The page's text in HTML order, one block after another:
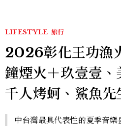
LIFESTYLE 旅行
2026彰化王功漁
鐘煙火＋玖壹壹、
千人烤蚵、鯊魚先
中台灣最具代表性的夏季音